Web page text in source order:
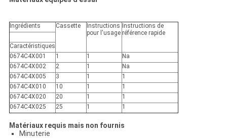
Ingrédients Cassette
Instructions
pour l'usage
Instructions de
référencerapide
Caractéristiques
0674C4X001
1 1
Na
0674C4X002
2 1
Na
0674C4X005
3 1
1
0674C4X010
10 1
1
0674C4X020
20 1
1
0674C4X025
25 1 1
Matériaux requis mais non fournis
Minuterie